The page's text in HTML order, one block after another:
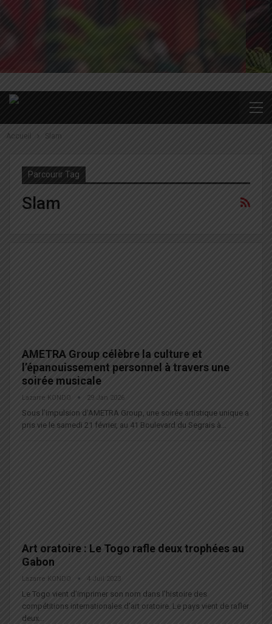
Accueil Slam
Parcourir Tag
Slam
AMETRA Group célèbre la culture et
l’épanouissement personnel à travers une
soirée musicale
Lazarre KONDO 29 Jan 2026
Sous l’impulsion d’AMETRA Group, une soirée artistique unique a
pris vie le samedi 21 février, au 41 Boulevard du Segrais à…
Art oratoire : Le Togo rafle deux trophées au
Gabon
Lazarre KONDO 4 Juil 2023
Le Togo vient d’imprimer son nom dans l’histoire des
compétitions internationales d’art oratoire. Le pays vient de rafler
deux…